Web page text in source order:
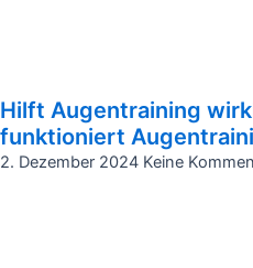
Hilft Augentraining
funktioniert
2. Dezember 2024 Keine